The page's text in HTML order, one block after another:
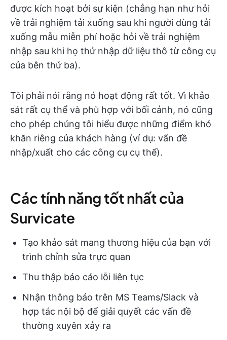
được kích hoạt bởi sự kiện (chẳng hạn như hỏi
về trải nghiệm tải xuống sau khi người dùng tải
xuống mẫu miễn phí hoặc hỏi về trải nghiệm
nhập sau khi họ thử nhập dữ liệu thô từ công cụ
của bên thứ ba).
Tôi phải nói rằng nó hoạt động rất tốt. Vì khảo
sát rất cụ thể và phù hợp với bối cảnh, nó cũng
cho phép chúng tôi hiểu được những điểm khó
khăn riêng của khách hàng (ví dụ: vấn đề
nhập/xuất cho các công cụ cụ thể).
Các tính năng tốt nhất của
Survicate
Tạo khảo sát mang thương hiệu của bạn với
trình chỉnh sửa trực quan
Thu thập báo cáo lỗi liên tục
Nhận thông báo trên MS Teams/Slack và
hợp tác nội bộ để giải quyết các vấn đề
thường xuyên xảy ra